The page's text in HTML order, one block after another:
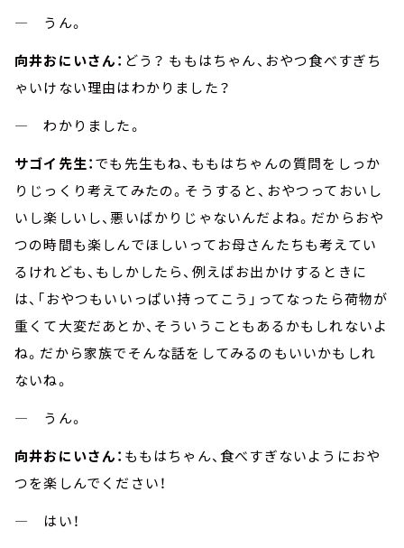
― うん。
向井おにいさん： どう？ ももはちゃん、おやつ食べすぎち
ゃいけない理由はわかりました？
― わかりました。
サゴイ先生：でも先生もね、ももはちゃんの質問をしっか
りじっくり考えてみたの。そうすると、おやつっておいし
いし楽しいし、悪いばかりじゃないんだよね。だからおや
つの時間も楽しんでほしいってお母さんたちも考えてい
るけれども、もしかしたら、例えばお出かけするときに
は、「おやつもいいっぱい持ってこう」ってなったら荷物が
重くて大変だあとか、そういうこともあるかもしれないよ
ね。だから家族でそんな話をしてみるのもいいかもしれ
ないね。
― うん。
向井おにいさん： ももはちゃん、食べすぎないようにおや
つを楽しんでください！
― はい！